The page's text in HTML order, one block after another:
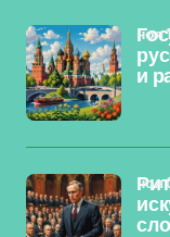
и
ноя
ноя